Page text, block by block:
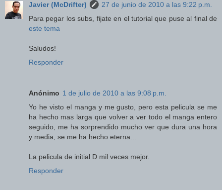
Javier (McDrifter)
27 de junio de 2010 a las 9:22 p.m.
Para pegar los subs, fijate en el tutorial que puse al final de
este tema
Saludos!
Responder
Anónimo 1 de julio de 2010 a las 9:08 p.m.
Yo he visto el manga y me gusto, pero esta pelicula se me
ha hecho mas larga que volver a ver todo el manga entero
seguido, me ha sorprendido mucho ver que dura una hora
y media, se me ha hecho eterna...
La pelicula de initial D mil veces mejor.
Responder